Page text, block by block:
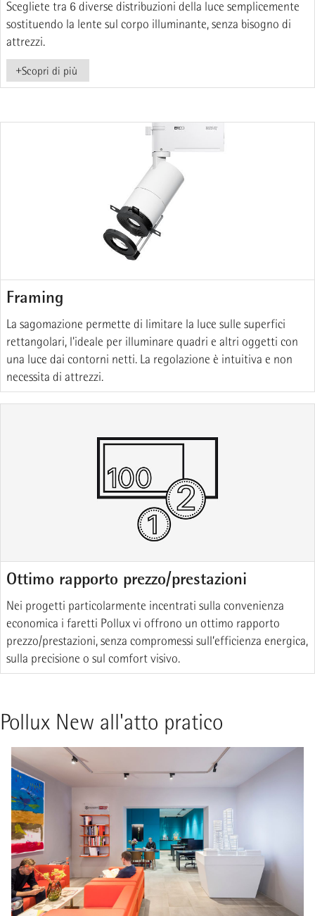
Scegliete tra 6 diverse distribuzioni della luce semplicemente
sostituendo la lente sul corpo illuminante, senza bisogno di
attrezzi.
+Scopri di più
Framing
La sagomazione permette di limitare la luce sulle superfici
rettangolari, l'ideale per illuminare quadri e altri oggetti con
una luce dai contorni netti. La regolazione è intuitiva e non
necessita di attrezzi.
Ottimo rapporto prezzo/prestazioni
Nei progetti particolarmente incentrati sulla convenienza
economica i faretti Pollux vi offrono un ottimo rapporto
prezzo/prestazioni, senza compromessi sull’efficienza energica,
sulla precisione o sul comfort visivo.
Pollux New all'atto pratico